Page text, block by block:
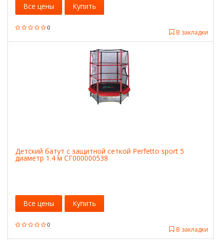
0
В закладки
Все цены Купить
Детский батут с защитной cеткой Perfetto sport 5
диаметр 1.4 м СГ000000538
0
В закладки
Все цены Купить